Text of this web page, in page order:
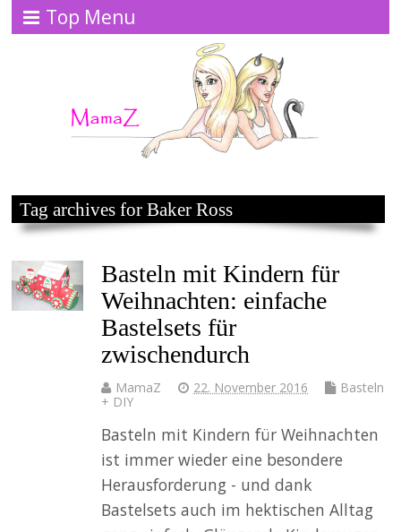
Top Menu
Tag archives for Baker Ross
Basteln mit Kindern für
Weihnachten: einfache
Bastelsets für
zwischendurch
MamaZ 22. November 2016
Basteln
+ DIY
Basteln mit Kindern für Weihnachten
ist immer wieder eine besondere
Herausforderung - und dank
Bastelsets auch im hektischen Alltag